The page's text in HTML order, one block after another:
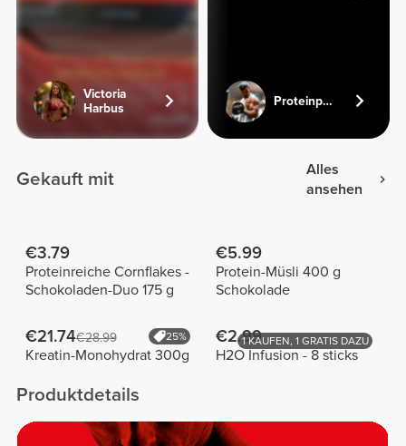
Victoria
Harbus
Proteinpusher_
Gekauft mit
Alles
ansehen
€3.79
Proteinreiche Cornflakes -
Schokoladen-Duo 175 g
€5.99
Protein-Müsli 400 g
Schokolade
€21.74€28.99 25%
Kreatin-Monohydrat 300g
1 KAUFEN, 1 GRATIS DAZU
€2.99
H2O Infusion - 8 sticks
Produktdetails
ZEIG,
WAS IN